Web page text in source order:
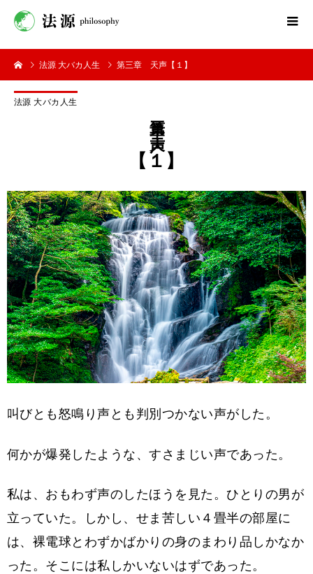
法源 大バカ人生 第三章 天声【１】
法源 大バカ人生
第三章 天声
【１】
叫びとも怒鳴り声とも判別つかない声がした。
何かが爆発したような、すさまじい声であった。
私は、おもわず声のしたほうを見た。ひとりの男が
立っていた。しかし、せま苦しい４畳半の部屋に
は、裸電球とわずかばかりの身のまわり品しかなか
った。そこには私しかいないはずであった。